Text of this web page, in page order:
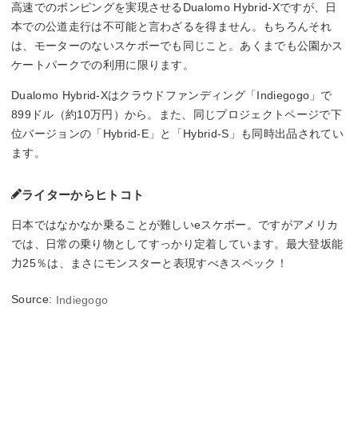
高速でのポンピングを実現させるDualomo Hybrid-Xですが、日
本での公道走行は不可能と言わざるを得ません。もちろんそれ
は、モーターのないスケボーでも同じこと。あくまでも公園かス
ケートパークでの利用に限ります。
Dualomo Hybrid-Xはクラウドファンディング「Indiegogo」で
899ドル（約10万円）から。また、同じプロジェクトページで下
位バージョンの「Hybrid-E」と「Hybrid-S」も同時出品されてい
ます。
ライターからヒトコト
日本ではなかなか乗ることが難しいeスケボー。ですがアメリカ
では、日常の乗り物としてすっかり定着しています。最大登坂能
力25％は、まさにモンスターと表現すべきスペック！
Source: Indiegogo